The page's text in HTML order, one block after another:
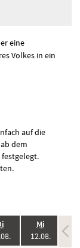
eine
Volkes in ein
auf die
dem
2026:
Mi.,
12.08.2026: